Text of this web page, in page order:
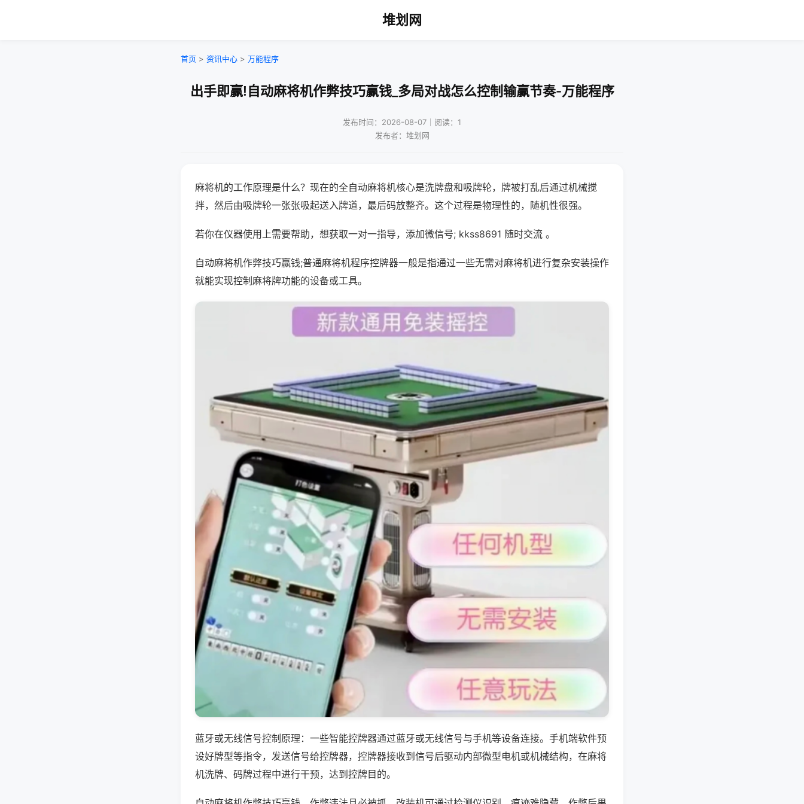
堆划网
首页 > 资讯中心 > 万能程序
出手即赢!自动麻将机作弊技巧赢钱_多局对战怎么控制输赢节奏-万能程序
发布时间：2026-08-07｜阅读：1
发布者：堆划网
麻将机的工作原理是什么？现在的全自动麻将机核心是洗牌盘和吸牌轮，牌被打乱后通过机械搅
拌，然后由吸牌轮一张张吸起送入牌道，最后码放整齐。这个过程是物理性的，随机性很强。
若你在仪器使用上需要帮助，想获取一对一指导，添加微信号; kkss8691 随时交流 。
自动麻将机作弊技巧赢钱;普通麻将机程序控牌器一般是指通过一些无需对麻将机进行复杂安装操作
就能实现控制麻将牌功能的设备或工具。
蓝牙或无线信号控制原理：一些智能控牌器通过蓝牙或无线信号与手机等设备连接。手机端软件预
设好牌型等指令，发送信号给控牌器，控牌器接收到信号后驱动内部微型电机或机械结构，在麻将
机洗牌、码牌过程中进行干预，达到控牌目的。